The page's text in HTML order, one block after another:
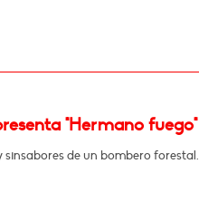
"Hermano fuego"
sinsabores de un bombero forestal.